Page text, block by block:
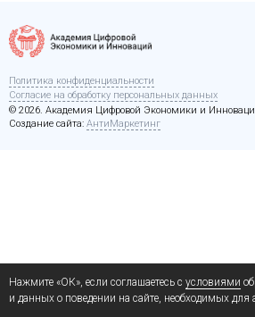
Политика конфиденциальности
Согласие на обработку персональных данных
© 2026. Академия Цифровой Экономики и
Создание сайта: АнтиМаркетинг
Нажмите «ОК», если соглашаетесь с условиями
и данных о поведении на сайте, необходимых для